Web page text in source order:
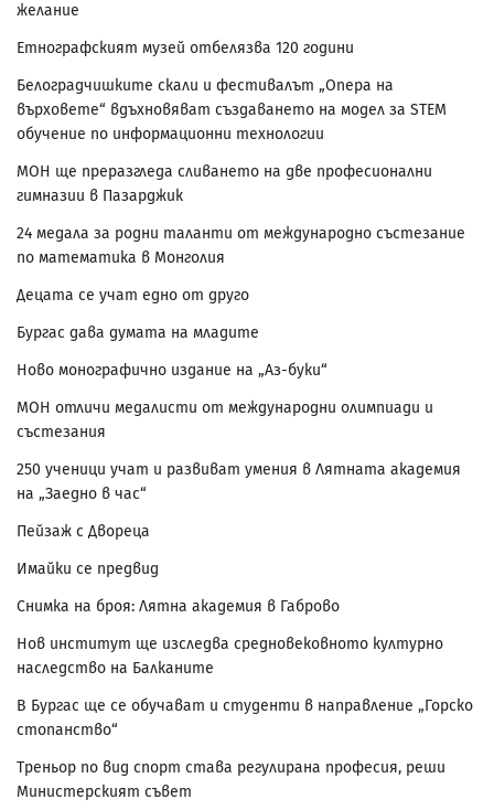
желание
Етнографският музей отбелязва 120 години
Белоградчишките скали и фестивалът „Опера на
върховете“ вдъхновяват създаването на модел за STEM
обучение по информационни технологии
МОН ще преразгледа сливането на две професионални
гимназии в Пазарджик
24 медала за родни таланти от международно състезание
по математика в Монголия
Децата се учат едно от друго
Бургас дава думата на младите
Ново монографично издание на „Аз-буки“
МОН отличи медалисти от международни олимпиади и
състезания
250 ученици учат и развиват умения в Лятната академия
на „Заедно в час“
Пейзаж с Двореца
Имайки се предвид
Снимка на броя: Лятна академия в Габрово
Нов институт ще изследва средновековното културно
наследство на Балканите
В Бургас ще се обучават и студенти в направление „Горско
стопанство“
Треньор по вид спорт става регулирана професия, реши
Министерският съвет